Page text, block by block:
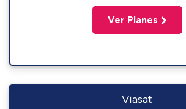
Ver Planes
Viasat